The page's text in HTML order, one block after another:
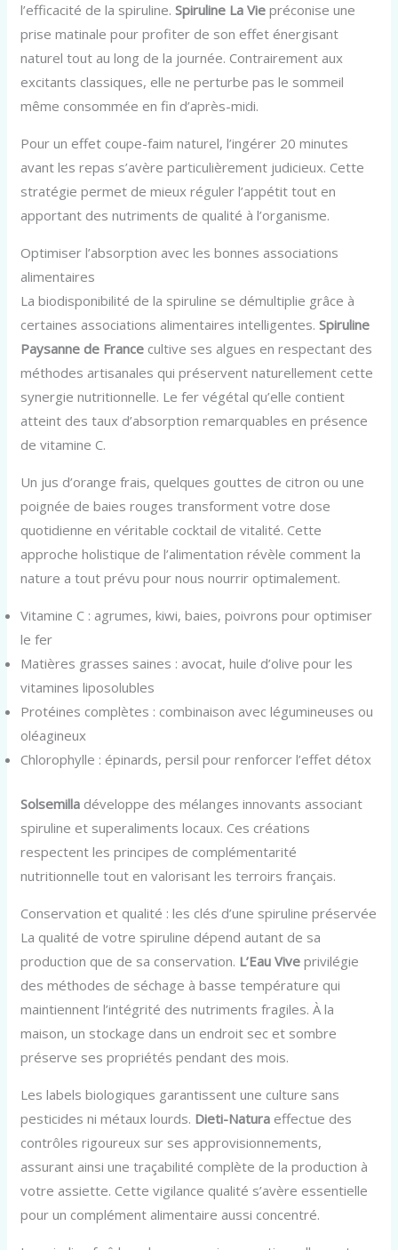
l’efficacité de la spiruline.Spiruline La Vie préconise une
prise matinale pour profiter de son effet énergisant
naturel tout au long de la journée. Contrairement aux
excitants classiques, elle ne perturbe pas le sommeil
même consommée en fin d’après-midi.
Pour un effet coupe-faim naturel, l’ingérer 20 minutes
avant les repas s’avère particulièrement judicieux. Cette
stratégie permet de mieux réguler l’appétit tout en
apportant des nutriments de qualité à l’organisme.
Optimiser l’absorption avec les bonnes associations
alimentaires
La biodisponibilité de la spiruline se démultiplie grâce à
certaines associations alimentaires intelligentes.Spiruline
Paysanne de France cultive ses algues en respectant des
méthodes artisanales qui préservent naturellement cette
synergie nutritionnelle. Le fer végétal qu’elle contient
atteint des taux d’absorption remarquables en présence
de vitamine C.
Un jus d’orange frais, quelques gouttes de citron ou une
poignée de baies rouges transforment votre dose
quotidienne en véritable cocktail de vitalité. Cette
approche holistique de l’alimentation révèle comment la
nature a tout prévu pour nous nourrir optimalement.
Vitamine C : agrumes, kiwi, baies, poivrons pour optimiser
le fer
Matières grasses saines : avocat, huile d’olive pour les
vitamines liposolubles
Protéines complètes : combinaison avec légumineuses ou
oléagineux
Chlorophylle : épinards, persil pour renforcer l’effet détox
Solsemilla développe des mélanges innovants associant
spiruline et superaliments locaux. Ces créations
respectent les principes de complémentarité
nutritionnelle tout en valorisant les terroirs français.
Conservation et qualité : les clés d’une spiruline préservée
La qualité de votre spiruline dépend autant de sa
production que de sa conservation. L’Eau Vive privilégie
des méthodes de séchage à basse température qui
maintiennent l’intégrité des nutriments fragiles. À la
maison, un stockage dans un endroit sec et sombre
préserve ses propriétés pendant des mois.
Les labels biologiques garantissent une culture sans
pesticides ni métaux lourds. Dieti-Natura effectue des
contrôles rigoureux sur ses approvisionnements,
assurant ainsi une traçabilité complète de la production à
votre assiette. Cette vigilance qualité s’avère essentielle
pour un complément alimentaire aussi concentré.